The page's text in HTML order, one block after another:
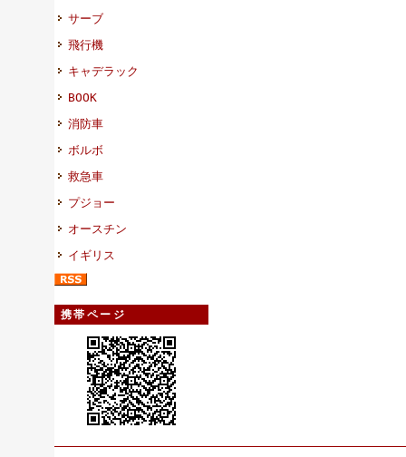
サーブ
飛行機
キャデラック
BOOK
消防車
ボルボ
救急車
プジョー
オースチン
イギリス
携帯ページ